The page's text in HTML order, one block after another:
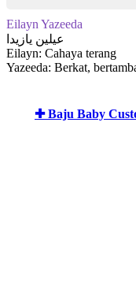
Eilayn Yazeeda
عيلين يازيدا
Eilayn: Cahaya terang
Yazeeda: Berkat,
✚ Baju Baby